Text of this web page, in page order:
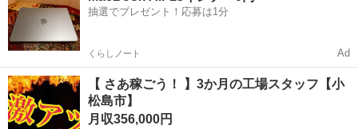
抽選でプレゼント！応募は1分
くらしノート Ad
【 さあ稼ごう！ 】3か月の工場スタッフ【小
松島市】
月収356,000円